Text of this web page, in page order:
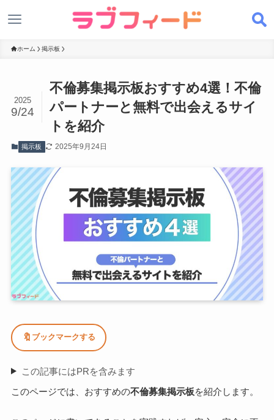
ホーム 掲示板
不倫募集掲示板おすすめ4選！不倫
パートナーと無料で出会えるサイ
トを紹介
2025
9/24
掲示板 2025年9月24日
🔖 ブックマークする
この記事にはPRを含みます
このページでは、おすすめの不倫募集掲示板を紹介します。